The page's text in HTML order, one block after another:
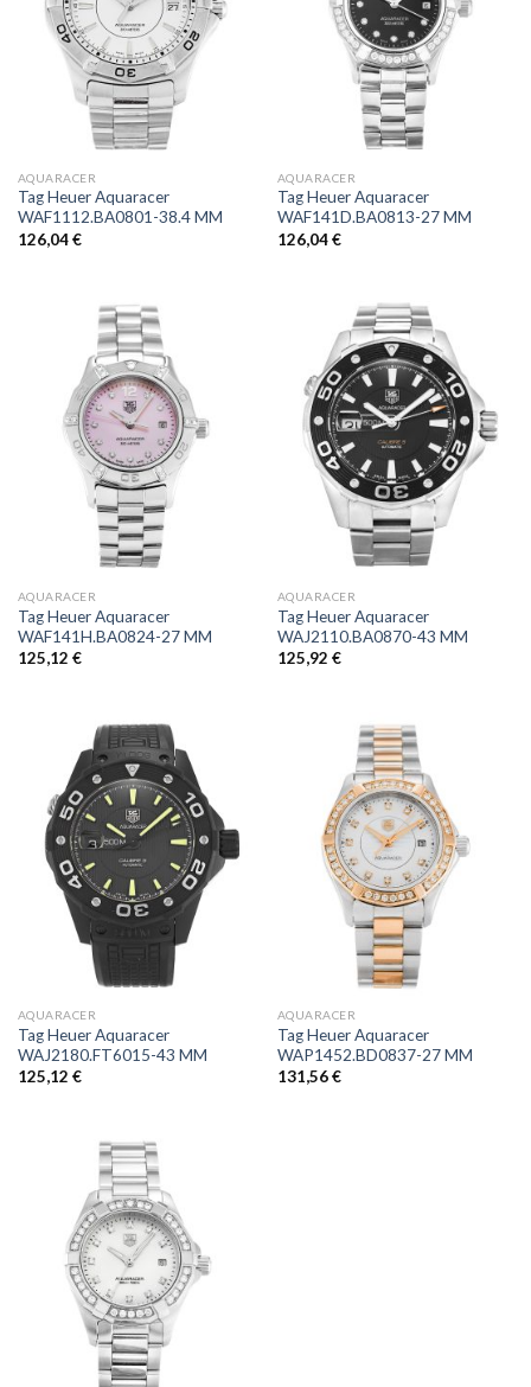
AQUARACER
Tag Heuer Aquaracer
WAF1112.BA0801-38.4 MM
126,04€
AQUARACER
Tag Heuer Aquaracer
WAF141D.BA0813-27 MM
126,04€
AQUARACER
Tag Heuer Aquaracer
WAF141H.BA0824-27 MM
125,12 €
AQUARACER
Tag Heuer Aquaracer
WAJ2110.BA0870-43 MM
125,92 €
AQUARACER
Tag Heuer Aquaracer
WAJ2180.FT6015-43 MM
125,12 €
AQUARACER
Tag Heuer Aquaracer
WAP1452.BD0837-27 MM
131,56€